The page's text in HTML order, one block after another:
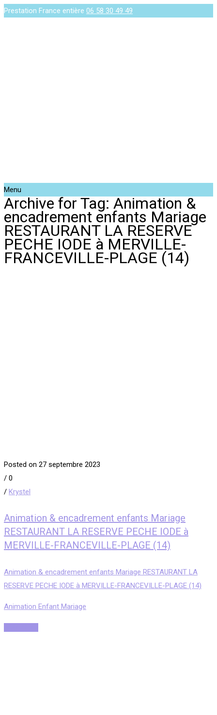
Prestation France entière 06 58 30 49 49
Menu
Archive for Tag: Animation &
encadrement enfants Mariage
RESTAURANT LA RESERVE
PECHE IODE à MERVILLE-
FRANCEVILLE-PLAGE (14)
Posted on 27 septembre 2023
/ 0
/ Krystel
Animation & encadrement enfants Mariage
RESTAURANT LA RESERVE PECHE IODE à
MERVILLE-FRANCEVILLE-PLAGE (14)
Animation & encadrement enfants Mariage RESTAURANT LA
RESERVE PECHE IODE à MERVILLE-FRANCEVILLE-PLAGE (14)
Animation Enfant Mariage